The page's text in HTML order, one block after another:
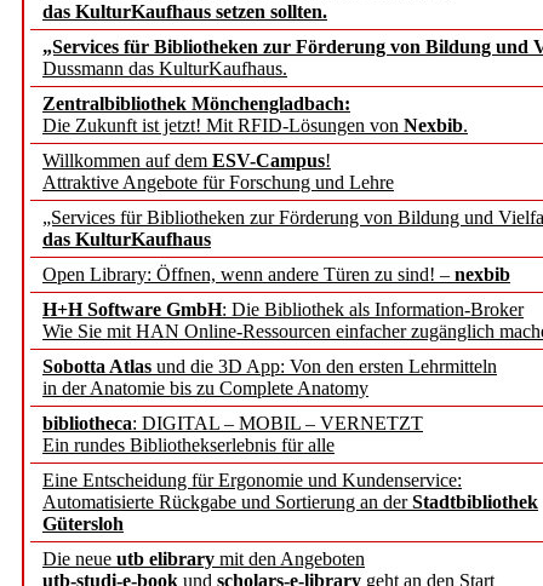
das KulturKaufhaus setzen sollten.
„Services für Bibliotheken zur Förderung von Bildung und
Dussmann das KulturKaufhaus.
Zentralbibliothek Mönchengladbach:
Die Zukunft ist jetzt! Mit RFID-Lösungen von Nexbib.
Willkommen auf dem ESV-Campus!
Attraktive Angebote für Forschung und Lehre
„Services für Bibliotheken zur Förderung von Bildung und
das KulturKaufhaus
Open Library: Öffnen, wenn andere Türen zu sind! – nexbib
H+H Software GmbH: Die Bibliothek als Information-Broker
Wie Sie mit HAN Online-Ressourcen einfacher zugänglich
Sobotta Atlas und die 3D App: Von den ersten Lehrmitteln
in der Anatomie bis zu Complete Anatomy
bibliotheca: DIGITAL – MOBIL – VERNETZT
Ein rundes Bibliothekserlebnis für alle
Eine Entscheidung für Ergonomie und Kundenservice:
Automatisierte Rückgabe und Sortierung an derStadtbibliothek
Gütersloh
Die neue utb elibrary mit den Angeboten
utb-studi-e-book und scholars-e-library geht an den Start
Segment Research –
angepasst
konstruktiv!
Mohr Siebeck
und die Zeitschrift für
Francke Attempto
EBSCO Information
Recherchefunktionen in
Sorbisches Institut neu
Geschichte und